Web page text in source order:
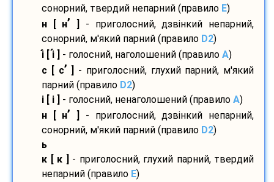
сонорний, твердий непарний (правило E)
н [ н’
- приголосний, дзвінкий непарний,
сонорний, м'який парний (правило D2)
і [ і - голосний, наголошений (правило A)
с [ с’
- приголосний, глухий парний, м'який
парний (правило D2)
і [ і ]
- голосний, ненаголошений (правило A)
н [ н’
- приголосний, дзвінкий непарний,
сонорний, м'який парний (правило D2)
ь
к [ к ]
- приголосний, глухий парний, твердий
непарний (правило E)